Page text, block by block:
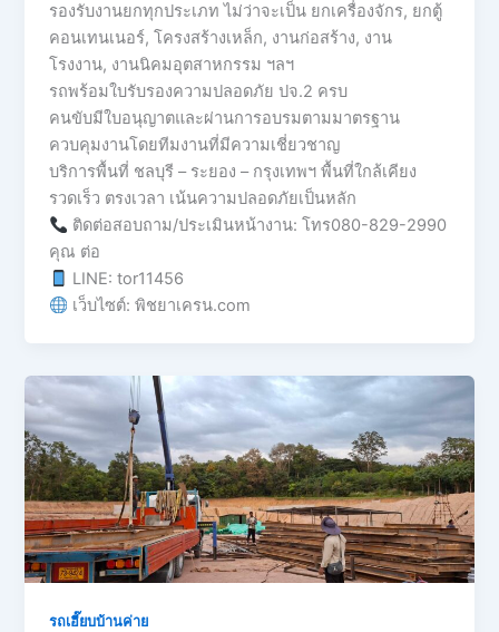
รองรับงานยกทุกประเภท ไม่ว่าจะเป็น ยกเครื่องจักร, ยกตู้
คอนเทนเนอร์, โครงสร้างเหล็ก, งานก่อสร้าง, งาน
โรงงาน, งานนิคมอุตสาหกรรม ฯลฯ
รถพร้อมใบรับรองความปลอดภัย ปจ.2 ครบ
คนขับมีใบอนุญาตและผ่านการอบรมตามมาตรฐาน
ควบคุมงานโดยทีมงานที่มีความเชี่ยวชาญ
บริการพื้นที่ ชลบุรี – ระยอง – กรุงเทพฯ พื้นที่ใกล้เคียง
รวดเร็ว ตรงเวลา เน้นความปลอดภัยเป็นหลัก
ติดต่อสอบถาม/ประเมินหน้างาน: โทร080-829-2990
คุณ ต่อ
LINE: tor11456
เว็บไซต์: พิชยาเครน.com
รถเฮี๊ยบบ้านค่าย